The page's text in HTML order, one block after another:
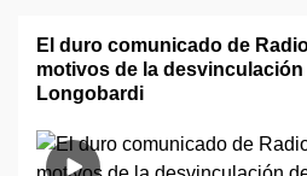
El duro comunicado de
motivos de la desvinculación
Longobardi